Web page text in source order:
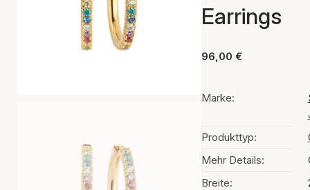
Earrings
96,00 €
Marke:
Produkttyp:
Mehr Details:
Breite: